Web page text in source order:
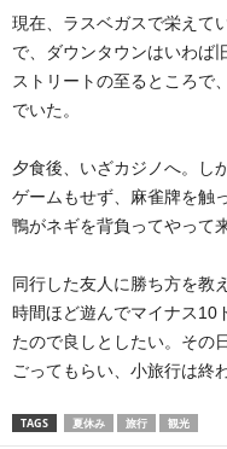
現在、ラスベガスで栄えて
で、ダウンタウンはいわば
ストリートの至るところで
でいた。
夕食後、いざカジノへ。し
ゲームもせず、麻雀牌を触
鴨がネギを背負ってやって
同行した友人に勝ち方を教
時間ほど遊んでマイナス10
たので良しとしたい。その
ごってもらい、小旅行は終
TAGS 夏休み 旅行 観光